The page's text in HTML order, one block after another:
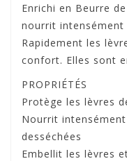
Enrichi en Beurre
nourrit intensément
Rapidement les
confort. Elles sont
PROPRIÉTÉS
Protège les lèvres
Nourrit
desséchées
Embellit les lèvres